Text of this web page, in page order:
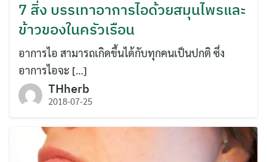
7 สิ่ง บรรเทาอาการไอด้วยสมุนไพรและ
ข้าวของในครัวเรือน
อาการไอ สามารถเกิดขึ้นได้กับทุกคนเป็นปกติ ซึ่ง
อาการไอจะ […]
THherb
2018-07-25